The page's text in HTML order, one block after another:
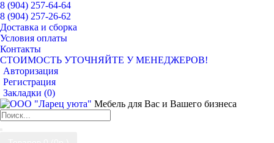
8 (904) 257-64-64
8 (904) 257-26-62
Доставка и сборка
Условия оплаты
Контакты
СТОИМОСТЬ УТОЧНЯЙТЕ У МЕНЕДЖЕРОВ!
Авторизация
Регистрация
Закладки (0)
Мебель для Вас и Вашего бизнеса